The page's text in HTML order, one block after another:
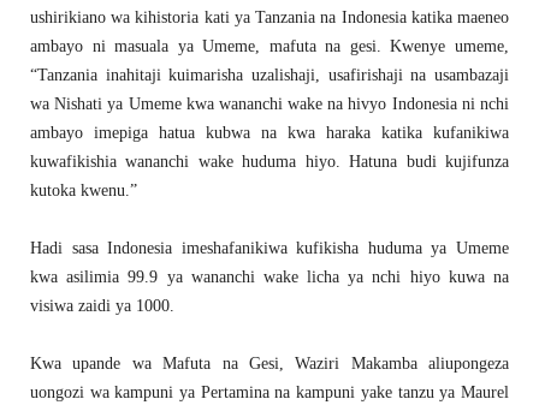
ushirikiano wa kihistoria kati ya Tanzania na Indonesia katika maeneo
ambayo ni masuala ya Umeme, mafuta na gesi. Kwenye umeme,
“Tanzania inahitaji kuimarisha uzalishaji, usafirishaji na usambazaji
wa Nishati ya Umeme kwa wananchi wake na hivyo Indonesia ni nchi
ambayo imepiga hatua kubwa na kwa haraka katika kufanikiwa
kuwafikishia wananchi wake huduma hiyo. Hatuna budi kujifunza
kutoka kwenu.”
Hadi sasa Indonesia imeshafanikiwa kufikisha huduma ya Umeme
kwa asilimia 99.9 ya wananchi wake licha ya nchi hiyo kuwa na
visiwa zaidi ya 1000.
Kwa upande wa Mafuta na Gesi, Waziri Makamba aliupongeza
uongozi wa kampuni ya Pertamina na kampuni yake tanzu ya Maurel